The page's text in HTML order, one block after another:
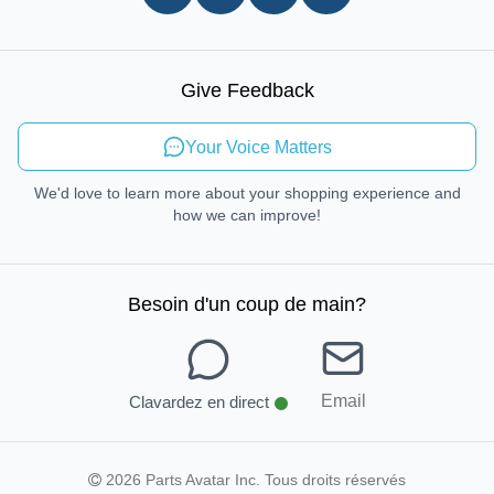
Procédures d'enlèvement en magasin
Envoyer des commentaires
Give Feedback
Your Voice Matters
We'd love to learn more about your shopping experience and
how we can improve!
Besoin d'un coup de main?
Clavardez en direct Email
2026 Parts Avatar Inc. Tous droits réservés